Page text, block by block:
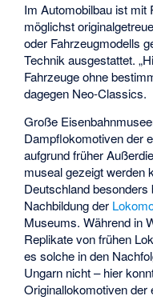
Im Automobilbau ist mit
möglichst
oder Fahrzeugmodells
Technik ausgestattet.
Fahrzeuge ohne
dagegen Neo-Classics.
Große
Dampflokomotiven der
aufgrund früher
museal gezeigt werden
Deutschland
Nachbildung der
Museums. Während in
Replikate von frühen
es solche in den
Ungarn nicht – hier
Originallokomotiven